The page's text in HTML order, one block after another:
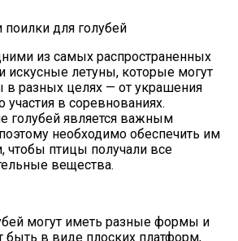
из самых распространенных
искусные летуны, которые могут
в разных целях — от украшения
в соревнованиях.
голубей является важным
необходимо обеспечить им
чтобы птицы получали все
вещества.
могут иметь разные формы и
быть в виде плоских платформ,